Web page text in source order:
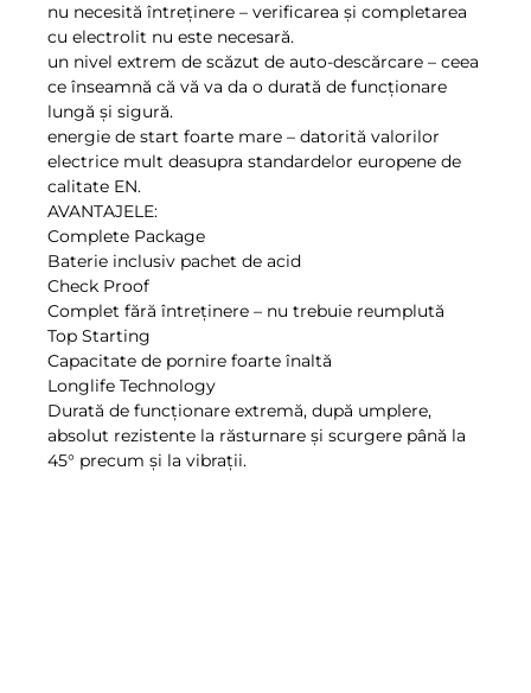
nu necesită întreținere – verificarea și completarea
cu electrolit nu este necesară.
un nivel extrem de scăzut de auto-descărcare – ceea
ce înseamnă că vă va da o durată de funcționare
lungă și sigură.
energie de start foarte mare – datorită valorilor
electrice mult deasupra standardelor europene de
calitate EN.
AVANTAJELE:
Complete Package
Baterie inclusiv pachet de acid
Check Proof
Complet fără întreţinere – nu trebuie reumplută
Top Starting
Capacitate de pornire foarte înaltă
Longlife Technology
Durată de funcţionare extremă, după umplere,
absolut rezistente la răsturnare şi scurgere până la
45° precum şi la vibraţii.